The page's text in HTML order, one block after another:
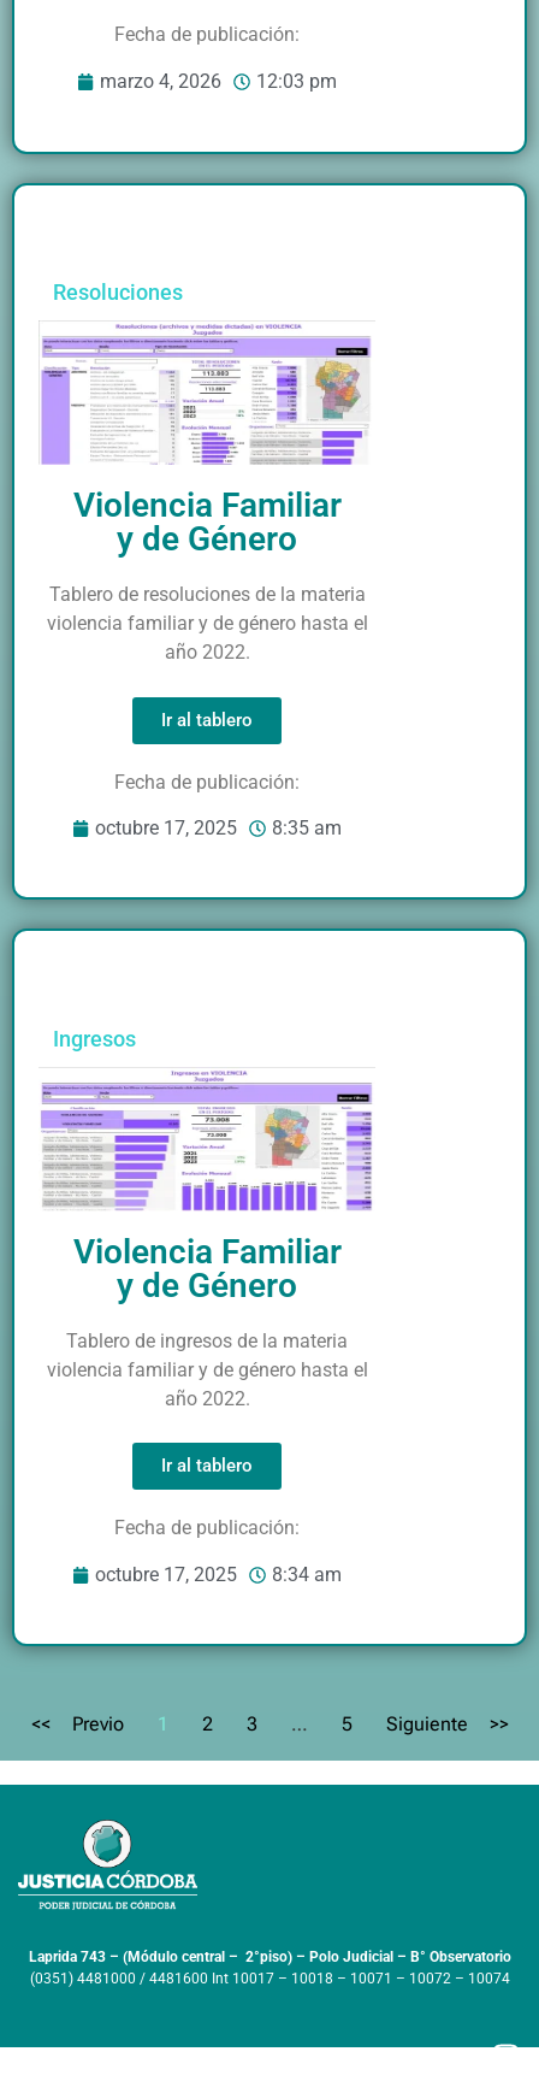
Fecha de publicación:
marzo 4, 2026 12:03 pm
Resoluciones
Violencia Familiar
y de Género
Tablero de resoluciones de la materia
violencia familiar y de género hasta el
año 2022.
Ir al tablero
Fecha de publicación:
octubre 17, 2025 8:35 am
Ingresos
Violencia Familiar
y de Género
Tablero de ingresos de la materia
violencia familiar y de género hasta el
año 2022.
Ir al tablero
Fecha de publicación:
octubre 17, 2025 8:34 am
<< Previo 1 2 3 … 5 Siguiente >>
Laprida 743 – (Módulo central – 2°piso) – Polo Judicial – B° Observatorio
(0351) 4481000 / 4481600 Int 10017 – 10018 – 10071 – 10072 – 10074